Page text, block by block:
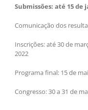
Submissões: até 15 de
Comunicação dos
Inscrições: até 30 de
2022
Programa final: 15 de
Congresso: 30 a 31 de